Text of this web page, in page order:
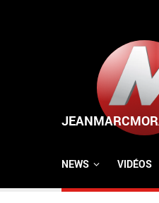
NEWS VIDÉOS